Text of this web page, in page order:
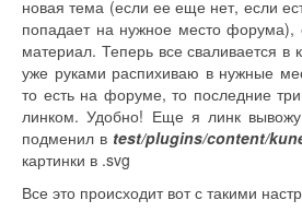
новая тема (если ее еще нет, если
попадает на нужное место
материал. Теперь все сваливается в
уже руками распихиваю в нужные
то есть на форуме, то последние
линком. Удобно! Еще я линк вывожу
подменил в test/plugins/content/
картинки в .svg
Все это происходит вот с такими